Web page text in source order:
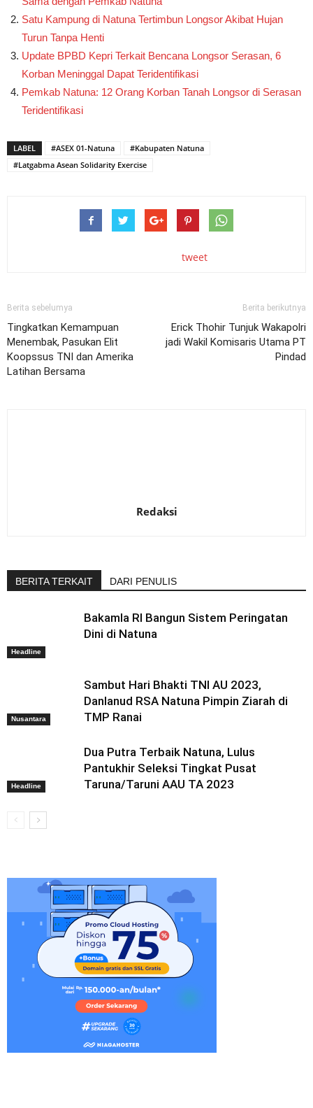
Satu Kampung di Natuna Tertimbun Longsor Akibat Hujan
Turun Tanpa Henti
Update BPBD Kepri Terkait Bencana Longsor Serasan, 6
Korban Meninggal Dapat Teridentifikasi
Pemkab Natuna: 12 Orang Korban Tanah Longsor di Serasan
Teridentifikasi
LABEL #ASEX 01-Natuna
#Kabupaten Natuna
#Latgabma Asean Solidarity Exercise
tweet
Berita sebelumya
Tingkatkan Kemampuan
Menembak, Pasukan Elit
Koopssus TNI dan Amerika
Latihan Bersama
Berita berikutnya
Erick Thohir Tunjuk Wakapolri
jadi Wakil Komisaris Utama PT
Pindad
Redaksi
BERITA TERKAIT DARI PENULIS
Headline
Bakamla RI Bangun Sistem Peringatan
Dini di Natuna
Nusantara
Sambut Hari Bhakti TNI AU 2023,
Danlanud RSA Natuna Pimpin Ziarah di
TMP Ranai
Headline
Dua Putra Terbaik Natuna, Lulus
Pantukhir Seleksi Tingkat Pusat
Taruna/Taruni AAU TA 2023